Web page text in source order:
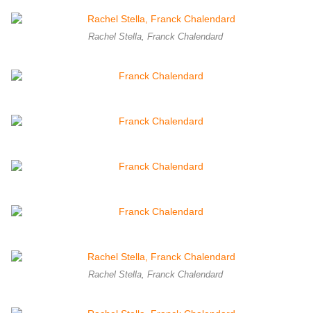
Rachel Stella, Franck Chalendard
Rachel Stella, Franck Chalendard